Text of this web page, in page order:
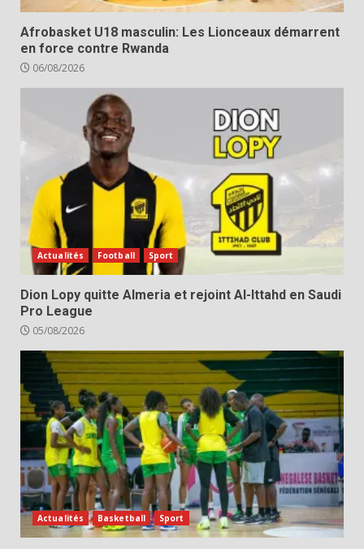
Afrobasket U18 masculin: Les Lionceaux démarrent
en force contre Rwanda
06/08/2026
Actualités Football Sport
Dion Lopy quitte Almeria et rejoint Al-Ittahd en Saudi
Pro League
05/08/2026
Actualités Basketball Sport